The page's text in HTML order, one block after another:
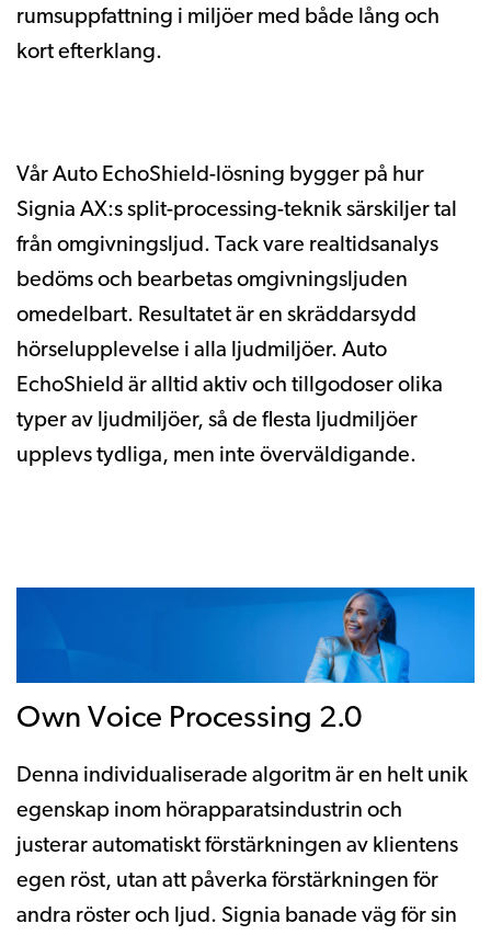
rumsuppfattning i miljöer med både lång och
kort efterklang.
Vår Auto EchoShield-lösning bygger på hur
Signia AX:s split-processing-teknik särskiljer tal
från omgivningsljud. Tack vare realtidsanalys
bedöms och bearbetas omgivningsljuden
omedelbart. Resultatet är en skräddarsydd
hörselupplevelse i alla ljudmiljöer. Auto
EchoShield är alltid aktiv och tillgodoser olika
typer av ljudmiljöer, så de flesta ljudmiljöer
upplevs tydliga, men inte överväldigande.
Own Voice Processing 2.0
Denna individualiserade algoritm är en helt unik
egenskap inom hörapparatsindustrin och
justerar automatiskt förstärkningen av klientens
egen röst, utan att påverka förstärkningen för
andra röster och ljud. Signia banade väg för sin